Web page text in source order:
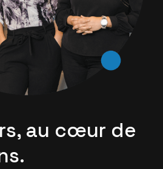
au cœur de